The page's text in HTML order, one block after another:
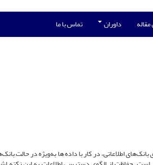
داوران تماس با ما
اطلاعاتی، در کار با داده ها به‌ویژه در حالت